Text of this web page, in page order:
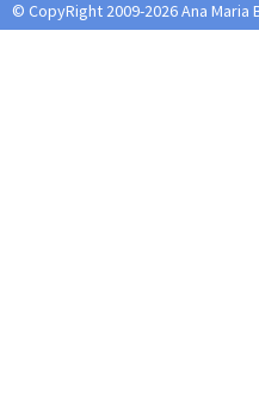
© CopyRight 2009-2026 Ana